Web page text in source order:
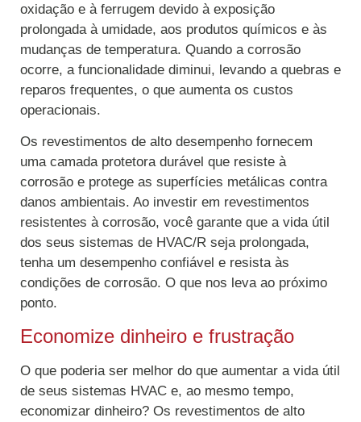
oxidação e à ferrugem devido à exposição
prolongada à umidade, aos produtos químicos e às
mudanças de temperatura. Quando a corrosão
ocorre, a funcionalidade diminui, levando a quebras e
reparos frequentes, o que aumenta os custos
operacionais.
Os revestimentos de alto desempenho fornecem
uma camada protetora durável que resiste à
corrosão e protege as superfícies metálicas contra
danos ambientais. Ao investir em revestimentos
resistentes à corrosão, você garante que a vida útil
dos seus sistemas de HVAC/R seja prolongada,
tenha um desempenho confiável e resista às
condições de corrosão. O que nos leva ao próximo
ponto.
Economize dinheiro e frustração
O que poderia ser melhor do que aumentar a vida útil
de seus sistemas HVAC e, ao mesmo tempo,
economizar dinheiro? Os revestimentos de alto